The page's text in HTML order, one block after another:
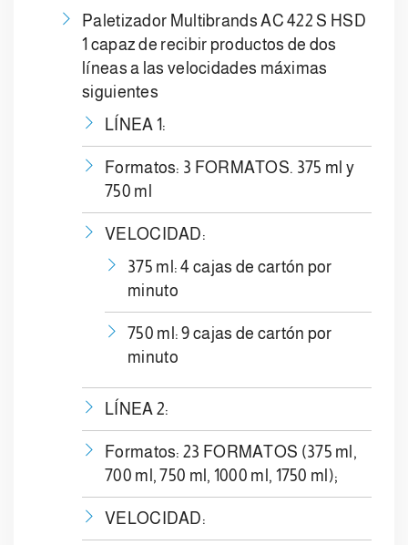
Paletizador Multibrands AC 422 S HSD
1 capaz de recibir productos de dos
líneas a las velocidades máximas
siguientes
LÍNEA 1:
Formatos: 3 FORMATOS. 375 ml y
750 ml
VELOCIDAD:
375 ml: 4 cajas de cartón por
minuto
750 ml: 9 cajas de cartón por
minuto
LÍNEA 2:
Formatos: 23 FORMATOS (375 ml,
700 ml, 750 ml, 1000 ml, 1750 ml);
VELOCIDAD: